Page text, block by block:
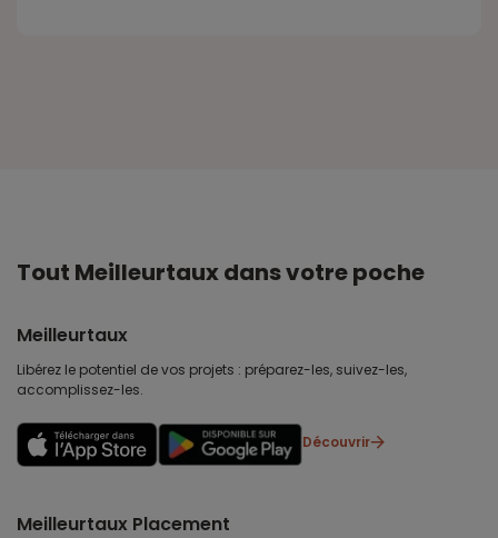
Tout Meilleurtaux dans votre poche
Meilleurtaux
Libérez le potentiel de vos projets : préparez-les, suivez-les,
accomplissez-les.
Découvrir
Meilleurtaux Placement